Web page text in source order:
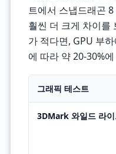
트에서 스냅드래곤
훨씬 더 크게 차이를
가 적다면, GPU 부
에 따라 약 20-30%
그래픽 테스트
3DMark 와일드 라